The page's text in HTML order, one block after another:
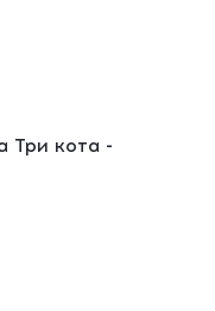
Три кота -